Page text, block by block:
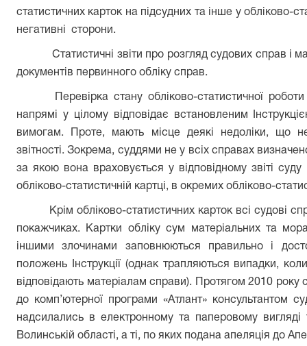
статистичних карток на підсудних та інше у обліково-
негативні сторони.
Статистичні звіти про розгляд судових справ і
документів первинного обліку справ.
Перевірка стану обліково-статистичної
напрямі у цілому відповідає встановленим
вимогам. Проте, мають місце деякі недоліки, що
звітності. Зокрема, суддями не у всіх справах
за якою вона враховується у відповідному звіті
обліково-статистичній картці, в окремих обліково-
Крім обліково-статистичних карток всі судові
покажчиках. Картки обліку сум матеріальних та
іншими злочинами заповнюються правильно і
положень Інструкції (однак трапляються випадки,
відповідають матеріалам справи). Протягом 2010 року
до комп’ютерної програми «Атлант» консультантом
надсилались в електронному та паперовому
Волинській області, а ті, по яких подана апеляція до